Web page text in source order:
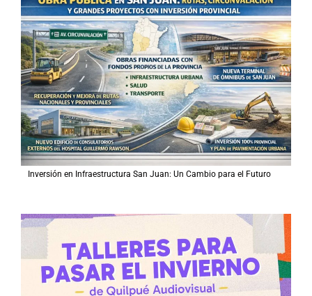
Inversión en Infraestructura San Juan: Un Cambio para el Futuro